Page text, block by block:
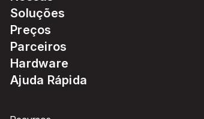
Soluções
Preços
Parceiros
Hardware
Ajuda Rápida